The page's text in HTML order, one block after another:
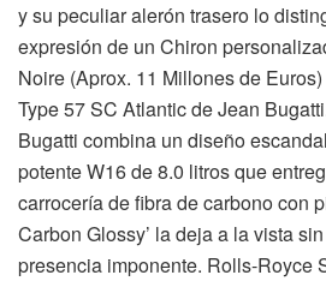
y su peculiar alerón trasero lo
expresión de un Chiron
Noire (Aprox. 11 Millones de
Type 57 SC Atlantic de Jean
Bugatti combina un diseño
potente W16 de 8.0 litros que
carrocería de fibra de carbono con
Carbon Glossy’ la deja a la vista
presencia imponente. Rolls-Royce